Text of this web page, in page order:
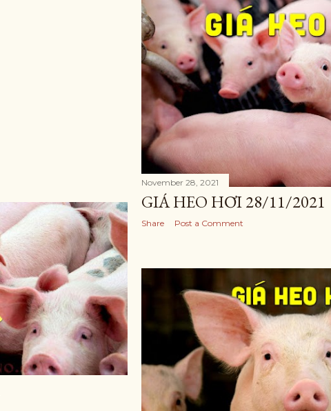
November 28, 2021
GIÁ HEO HƠI 28/11/2021
Share Post a Comment